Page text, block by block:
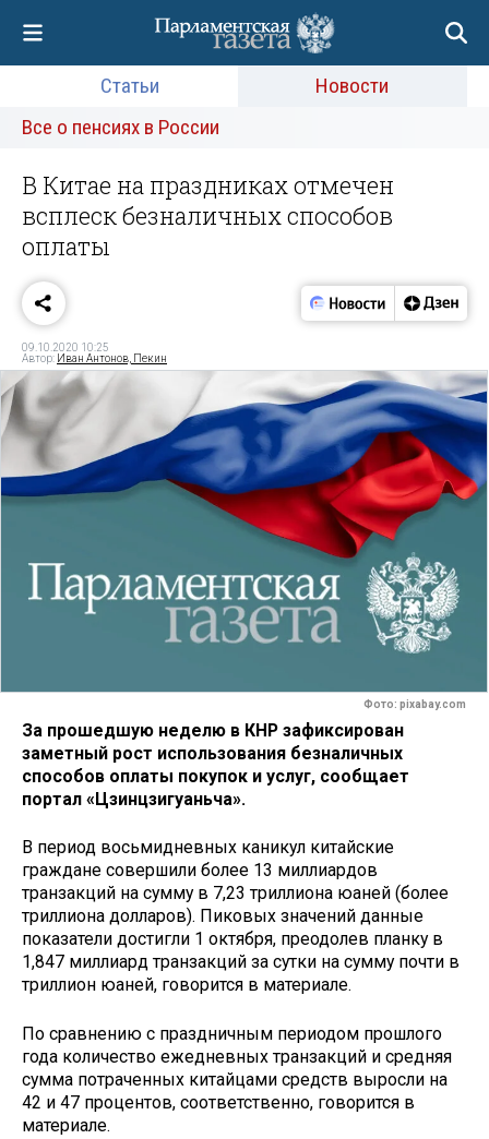
Статьи
Новости
Все о пенсиях в России
В Китае на праздниках отмечен
всплеск безналичных способов
оплаты
09.10.2020 10:25
Автор: Иван Антонов, Пекин
Фото: pixabay.com
За прошедшую неделю в КНР зафиксирован
заметный рост использования безналичных
способов оплаты покупок и услуг, сообщает
портал «Цзинцзигуаньча».
В период восьмидневных каникул китайские
граждане совершили более 13 миллиардов
транзакций на сумму в 7,23 триллиона юаней (более
триллиона долларов). Пиковых значений данные
показатели достигли 1 октября, преодолев планку в
1,847 миллиард транзакций за сутки на сумму почти в
триллион юаней, говорится в материале.
По сравнению с праздничным периодом прошлого
года количество ежедневных транзакций и средняя
сумма потраченных китайцами средств выросли на
42 и 47 процентов, соответственно, говорится в
материале.